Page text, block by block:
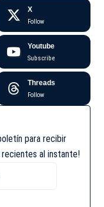
X
Follow
Youtube
Subscribe
Threads
Follow
para recibir
al instante!